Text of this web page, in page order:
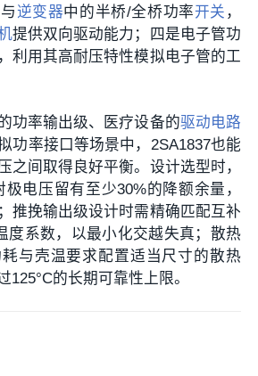
与逆变器中的半桥/全桥功率开关 ，
提供双向驱动能力；四是电子管功
利用其高耐压特性模拟电子管的工
功率输出级、医疗设备的驱动电路
功率接口等场景中，2SA1837也能
之间取得良好平衡。设计选型时，
电压留有至少30%的降额余量，
推挽输出级设计时需精确匹配互补
度系数，以最小化交越失真；散热
与壳温要求配置适当尺寸的散热
125°C的长期可靠性上限。